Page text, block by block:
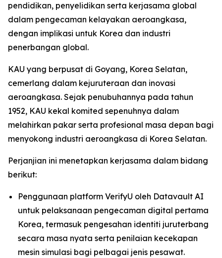
pendidikan, penyelidikan serta kerjasama global
dalam pengecaman kelayakan aeroangkasa,
dengan implikasi untuk Korea dan industri
penerbangan global.
KAU yang berpusat di Goyang, Korea Selatan,
cemerlang dalam kejuruteraan dan inovasi
aeroangkasa. Sejak penubuhannya pada tahun
1952, KAU kekal komited sepenuhnya dalam
melahirkan pakar serta profesional masa depan bagi
menyokong industri aeroangkasa di Korea Selatan.
Perjanjian ini menetapkan kerjasama dalam bidang
berikut:
Penggunaan platform VerifyU oleh Datavault AI
untuk pelaksanaan pengecaman digital pertama
Korea, termasuk pengesahan identiti juruterbang
secara masa nyata serta penilaian kecekapan
mesin simulasi bagi pelbagai jenis pesawat.